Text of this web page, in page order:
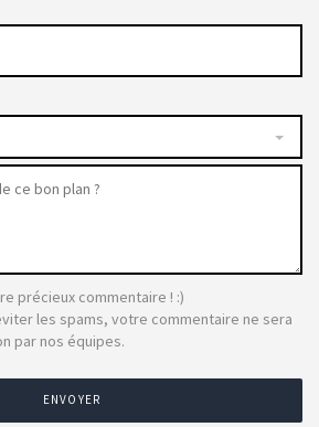
précieux commentaire ! :)
les spams, votre commentaire ne sera
par nos équipes.
ENVOYER